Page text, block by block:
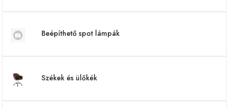
Beépíthető spot lámpák
Székek és ülőkék